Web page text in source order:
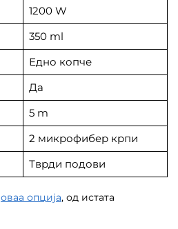
1200 W
350 ml
Едно копче
Да
5 m
2 микрофибер крпи
Тврди подови
оваа опција, од истата